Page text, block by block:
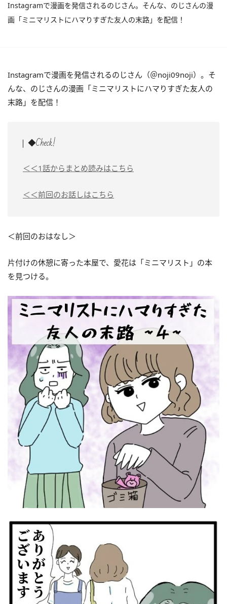
Instagramで漫画を発信されるのじさん。そんな、のじさんの漫
画「ミニマリストにハマりすぎた友人の末路」を配信！
Instagramで漫画を発信されるのじさん（＠noji09noji）。そ
んな、のじさんの漫画「ミニマリストにハマりすぎた友人の
末路」を配信！
◆Check!
＜＜1話からまとめ読みはこちら
＜＜前回のお話しはこちら
＜前回のおはなし＞
片付けの休憩に寄った本屋で、愛花は「ミニマリスト」の本
を見つける。